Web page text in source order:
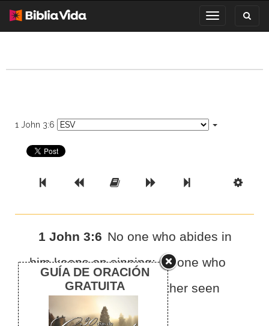
Toggle
navigation
1 John 3:6
Previous BookPrevious Chapter
Read the Full Chapter
Next Chapter
Next Book
1 John 3:6 No one who abides in
him keeps on sinning;no one who
keeps on sinning has either seen
him or known him.